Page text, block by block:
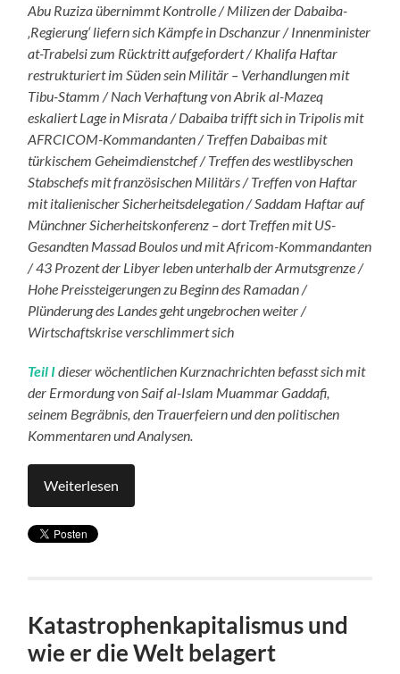
Abu Ruziza übernimmt Kontrolle / Milizen der Dabaiba-
‚Regierung‘ liefern sich Kämpfe in Dschanzur / Innenminister
at-Trabelsi zum Rücktritt aufgefordert / Khalifa Haftar
restrukturiert im Süden sein Militär – Verhandlungen mit
Tibu-Stamm / Nach Verhaftung von Abrik al-Mazeq
eskaliert Lage in Misrata / Dabaiba trifft sich in Tripolis mit
AFRCICOM-Kommandanten / Treffen Dabaibas mit
türkischem Geheimdienstchef / Treffen des westlibyschen
Stabschefs mit französischen Militärs / Treffen von Haftar
mit italienischer Sicherheitsdelegation / Saddam Haftar auf
Münchner Sicherheitskonferenz – dort Treffen mit US-
Gesandten Massad Boulos und mit Africom-Kommandanten
/ 43 Prozent der Libyer leben unterhalb der Armutsgrenze /
Hohe Preissteigerungen zu Beginn des Ramadan /
Plünderung des Landes geht ungebrochen weiter /
Wirtschaftskrise verschlimmert sich
Teil Idieser wöchentlichen Kurznachrichten befasst sich mit
der Ermordung von Saif al-Islam Muammar Gaddafi,
seinem Begräbnis, den Trauerfeiern und den politischen
Kommentaren und Analysen.
Weiterlesen
Katastrophenkapitalismus und
wie er die Welt belagert